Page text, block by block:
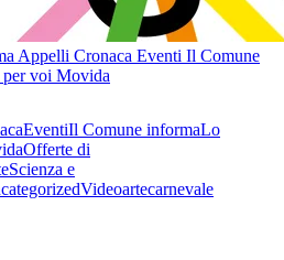
Appelli Cronaca Eventi Il Comune
voi Movida
EventiIl Comune informaLo
Offerte di
Scienza e
Videoartecarnevale